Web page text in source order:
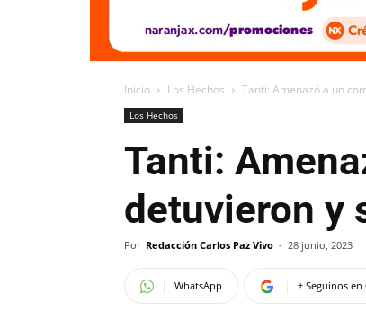
Inicio Los Hechos Tanti: Amenazó a un
Los Hechos
Tanti:
detuvieron y
Por Redacción Carlos Paz Vivo - 28 junio, 2023
WhatsApp + Seguinos en